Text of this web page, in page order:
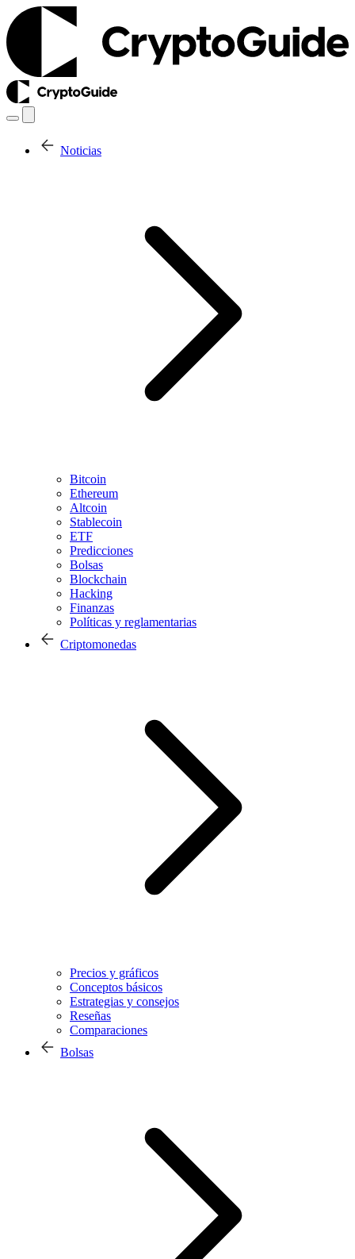
Noticias
Bitcoin
Ethereum
Altcoin
Stablecoin
ETF
Predicciones
Bolsas
Blockchain
Hacking
Finanzas
Políticas y reglamentarias
Criptomonedas
Precios y gráficos
Conceptos básicos
Estrategias y consejos
Reseñas
Comparaciones
Bolsas